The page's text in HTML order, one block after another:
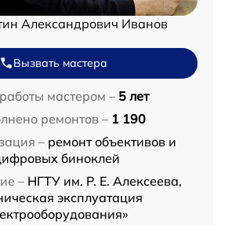
Александрович Иванов
Вызвать мастера
мастером – 5 лет
ремонтов – 1 190
– ремонт объективов и
биноклей
– НГТУ им. Р. Е. Алексеева,
эксплуатация